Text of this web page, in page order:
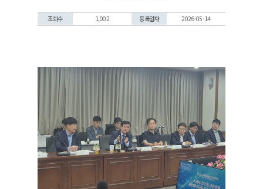
조회수 1,002 등록일자 2026-05-14